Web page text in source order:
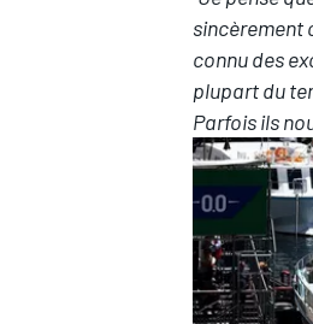
sincèrement
connu des
plupart du
Parfois ils